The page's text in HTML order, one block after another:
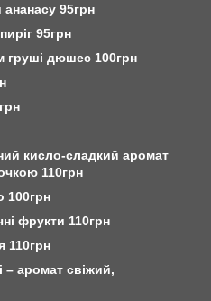
ананасу 95грн
95грн
груші дюшес 100грн
кисло-сладкий аромат
110грн
100грн
фрукти 110грн
110грн
аромат свіжий,